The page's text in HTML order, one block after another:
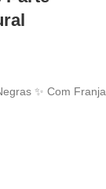
✨ Com Franja